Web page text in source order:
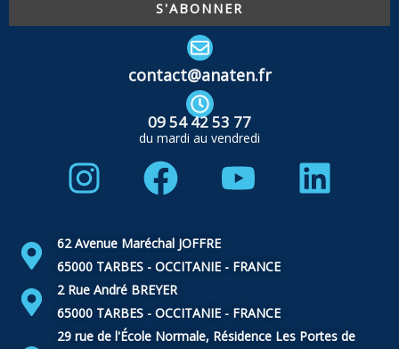
contact@anaten.fr
09 54 42 53 77
du mardi au vendredi
Instagram
Facebook
Youtube
62 Avenue Maréchal JOFFRE
65000 TARBES - OCCITANIE - FRANCE
2 Rue André BREYER
65000 TARBES - OCCITANIE - FRANCE
29 rue de l'École Normale, Résidence Les Portes de